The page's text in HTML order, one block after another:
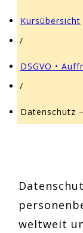
Kursübersicht
/
DSGVO •
/
Datenschutz
weltweit